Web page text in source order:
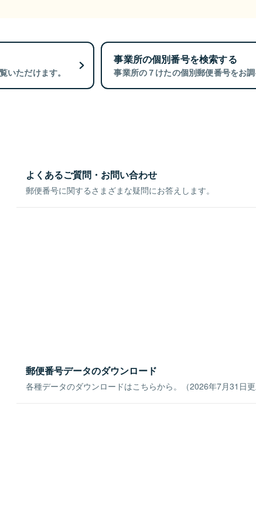
いただけます。
事業所の個別番号を検索する
事業所の７けたの個別郵便番号をお調
よくあるご質問・お問い合わせ
郵便番号に関するさまざまな疑問にお答えします。
郵便番号データのダウンロード
各種データのダウンロードはこちらから。（2026年7月31日更